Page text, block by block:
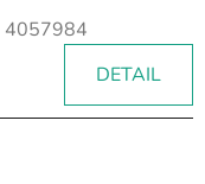
4057984
DETAIL